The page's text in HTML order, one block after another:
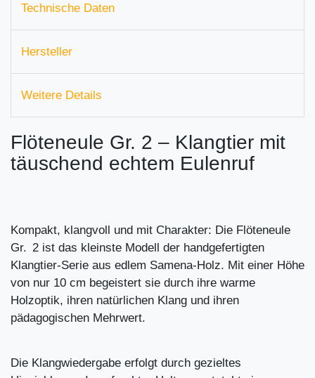
Technische Daten
Hersteller
Weitere Details
Flöteneule Gr. 2 – Klangtier mit
täuschend echtem Eulenruf
Kompakt, klangvoll und mit Charakter: Die Flöteneule
Gr. 2 ist das kleinste Modell der handgefertigten
Klangtier-Serie aus edlem Samena-Holz. Mit einer Höhe
von nur 10 cm begeistert sie durch ihre warme
Holzoptik, ihren natürlichen Klang und ihren
pädagogischen Mehrwert.
Die Klangwiedergabe erfolgt durch gezieltes